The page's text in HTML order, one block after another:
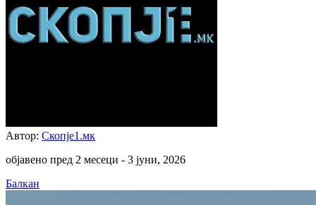
Автор: Скопје1.мк
објавено пред 2 месеци - 3 јуни, 2026
Балкан